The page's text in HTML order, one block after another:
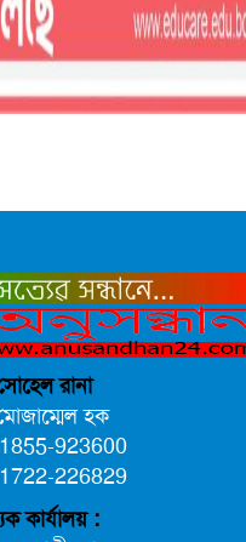
রানা
হক
923600
226829
কার্যালয় :